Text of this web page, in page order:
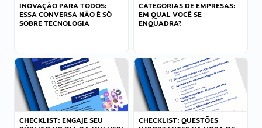
INOVAÇÃO PARA TODOS:
ESSA CONVERSA NÃO É SÓ
SOBRE TECNOLOGIA
CATEGORIAS DE EMPRESAS:
EM QUAL VOCÊ SE
ENQUADRA?
CHECKLIST: ENGAJE SEU
CHECKLIST: QUESTÕES